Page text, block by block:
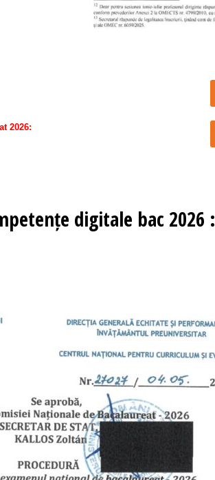
2026:
digitale bac 2026 :